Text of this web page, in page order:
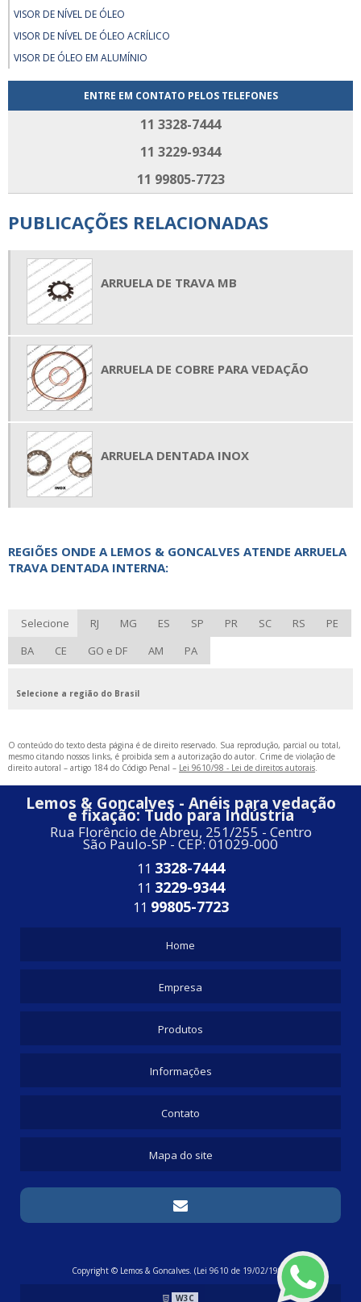
VISOR DE NÍVEL DE ÓLEO
VISOR DE NÍVEL DE ÓLEO ACRÍLICO
VISOR DE ÓLEO EM ALUMÍNIO
ENTRE EM CONTATO PELOS TELEFONES
11 3328-7444
11 3229-9344
11 99805-7723
PUBLICAÇÕES RELACIONADAS
ARRUELA DE TRAVA MB
ARRUELA DE COBRE PARA VEDAÇÃO
ARRUELA DENTADA INOX
REGIÕES ONDE A LEMOS & GONCALVES ATENDE ARRUELA
TRAVA DENTADA INTERNA:
Selecione RJ MG ES SP PR SC RS
PE
BA
CE GO e DF AM PA
Selecione a região do Brasil
O conteúdo do texto desta página é de direito reservado. Sua reprodução, parcial ou total,
mesmo citando nossos links, é proibida sem a autorização do autor. Crime de violação de
direito autoral – artigo 184 do Código Penal – Lei 9610/98 - Lei de direitos autorais
Lemos & Goncalves - Anéis para vedação
e fixação: Tudo para Indústria
Rua Florêncio de Abreu, 251/255 - Centro
São Paulo-SP - CEP: 01029-000
11 3328-7444
11 3229-9344
11 99805-7723
Home
Empresa
Produtos
Informações
Contato
Mapa do site
Copyright © Lemos & Goncalves. (Lei 9610 de 19/02/1998)
W3C